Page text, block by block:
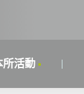
所活動